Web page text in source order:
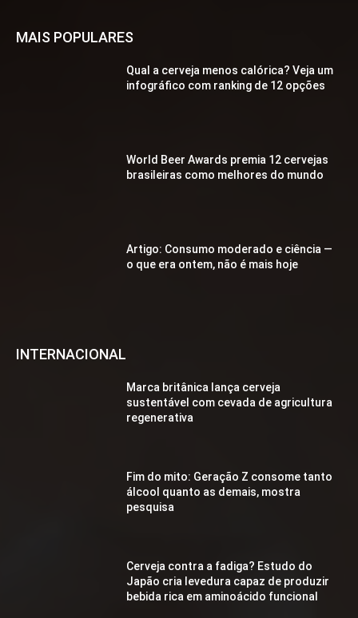
MAIS POPULARES
Qual a cerveja menos calórica? Veja um
infográfico com ranking de 12 opções
World Beer Awards premia 12 cervejas
brasileiras como melhores do mundo
Artigo: Consumo moderado e ciência —
o que era ontem, não é mais hoje
INTERNACIONAL
Marca britânica lança cerveja
sustentável com cevada de agricultura
regenerativa
Fim do mito: Geração Z consome tanto
álcool quanto as demais, mostra
pesquisa
Cerveja contra a fadiga? Estudo do
Japão cria levedura capaz de produzir
bebida rica em aminoácido funcional